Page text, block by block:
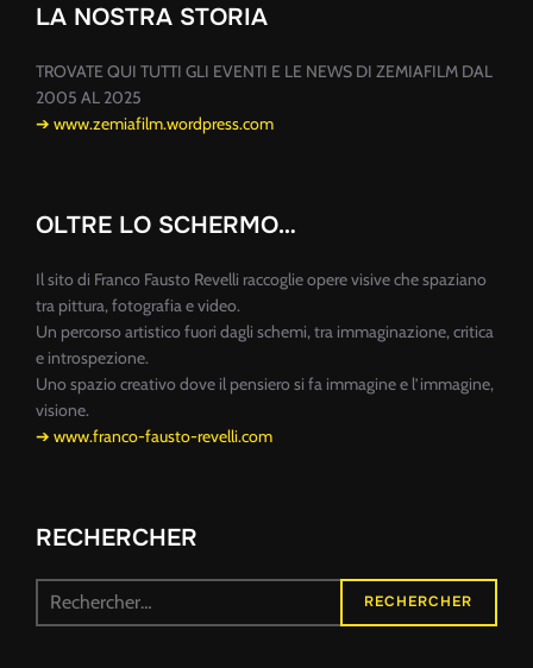
LA NOSTRA STORIA
TROVATE QUI TUTTI GLI EVENTI E LE NEWS DI ZEMIAFILM DAL
2005 AL 2025
➔ www.zemiafilm.wordpress.com
OLTRE LO SCHERMO…
Il sito di Franco Fausto Revelli raccoglie opere visive che spaziano
tra pittura, fotografia e video.
Un percorso artistico fuori dagli schemi, tra immaginazione, critica
e introspezione.
Uno spazio creativo dove il pensiero si fa immagine e l’immagine,
visione.
➔ www.franco-fausto-revelli.com
RECHERCHER
Recherche
RECHERCHER